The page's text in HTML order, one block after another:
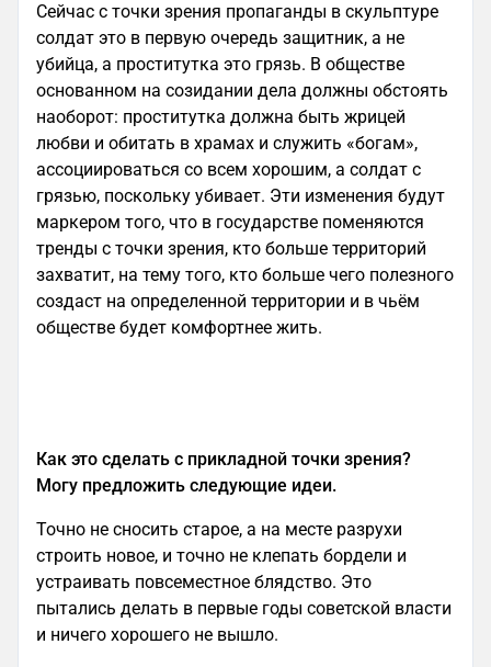
Сейчас с точки зрения пропаганды в скульптуре
солдат это в первую очередь защитник, а не
убийца, а проститутка это грязь. В обществе
основанном на созидании дела должны обстоять
наоборот: проститутка должна быть жрицей
любви и обитать в храмах и служить «богам»,
ассоциироваться со всем хорошим, а солдат с
грязью, поскольку убивает. Эти изменения будут
маркером того, что в государстве поменяются
тренды с точки зрения, кто больше территорий
захватит, на тему того, кто больше чего полезного
создаст на определенной территории и в чьём
обществе будет комфортнее жить.
Как это сделать с прикладной точки зрения?
Могу предложить следующие идеи.
Точно не сносить старое, а на месте разрухи
строить новое, и точно не клепать бордели и
устраивать повсеместное блядство. Это
пытались делать в первые годы советской власти
и ничего хорошего не вышло.